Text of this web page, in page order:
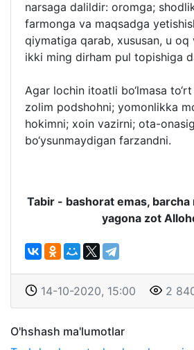
narsaga dalildir: oromga;
farmonga va maqsadga
qiymatiga qarab, xususan, u oq
ikki ming dirham pul topishiga
Agar lochin itoatli bo‘lmasa
zolim podshohni; yomonlikka
hokimni; xoin vazirni; ota-
bo‘ysunmaydigan farzandni.
Tabir - bashorat emas,
yagona zot
14-10-2020, 15:00 2
O'hshash ma'lumotlar